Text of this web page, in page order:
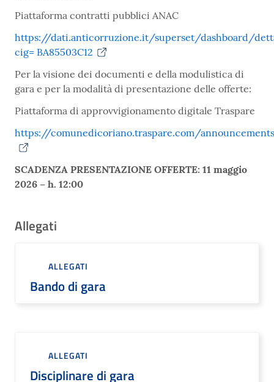
Piattaforma contratti pubblici ANAC
https://dati.anticorruzione.it/superset/dashboard/
cig= BA85503C12
Per la visione dei documenti e della modulistica di
gara e per la modalità di presentazione delle offerte:
Piattaforma di approvvigionamento digitale Traspare
https://comunedicoriano.traspare.com/
SCADENZA PRESENTAZIONE OFFERTE: 11 maggio
2026 – h. 12:00
Allegati
ALLEGATI
Bando di gara
ALLEGATI
Disciplinare di gara